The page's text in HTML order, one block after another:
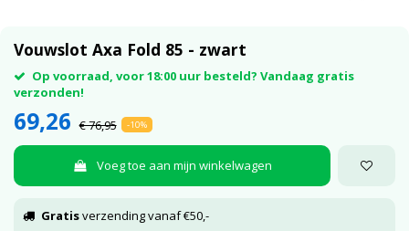
Vouwslot Axa Fold 85 - zwart
Op voorraad, voor 18:00 uur besteld? Vandaag gratis
verzonden!
69,26 € 76,95 -10%
Voeg toe aan mijn winkelwagen
Gratisverzending vanaf €50,-